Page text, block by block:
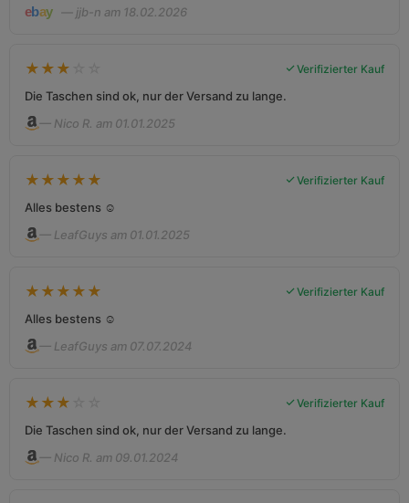
— jjb-n am 18.02.2026
★ ★ ★ Verifizierter Kauf
Die Taschen sind ok, nur der Versand zu lange.
— Nico R. am 01.01.2025
★ ★ ★ ★ ★ Verifizierter Kauf
Alles bestens ☺️
— LeafGuys am 01.01.2025
★ ★ ★ ★ ★ Verifizierter Kauf
Alles bestens ☺️
— LeafGuys am 07.07.2024
★ ★ ★ Verifizierter Kauf
Die Taschen sind ok, nur der Versand zu lange.
— Nico R. am 09.01.2024